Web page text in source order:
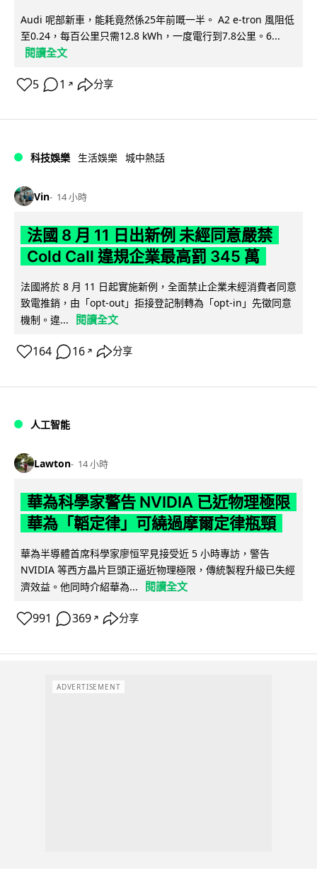
Audi 呢部新車，能耗竟然係25年前嘅一半。 A2 e-tron 風阻低
至0.24，每百公里只需12.8 kWh，一度電行到7.8公里。6...
閱讀全文
5 1 ↗ 分享
科技娛樂 生活娛樂 城中熱話
Vin 14 小時
法國 8 月 11 日出新例 未經同意嚴禁
Cold Call 違規企業最高罰 345 萬
法國將於 8 月 11 日起實施新例，全面禁止企業未經消費者同意
致電推銷，由「opt-out」拒接登記制轉為「opt-in」先徵同意
機制。違...
閱讀全文
164 16 ↗ 分享
人工智能
Lawton 14 小時
華為科學家警告 NVIDIA 已近物理極限
華為「韜定律」可繞過摩爾定律瓶頸
華為半導體首席科學家廖恒罕見接受近 5 小時專訪，警告
NVIDIA 等西方晶片巨頭正逼近物理極限，傳統製程升級已失經
濟效益。他同時介紹華為...
閱讀全文
991 369 ↗ 分享
ADVERTISEMENT